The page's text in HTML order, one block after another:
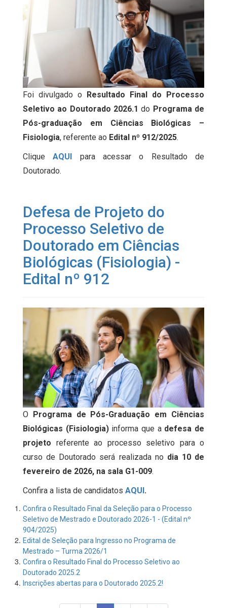
Foi divulgado o Resultado Final do Processo
Seletivo ao Doutorado 2026.1 do Programa de
Pós-graduação em Ciências Biológicas –
Fisiologia, referente ao Edital nº 912/2025.
CliqueAQUI para acessar o Resultado de
Doutorado.
Defesa de Projeto do
Processo Seletivo de
Doutorado em Ciências
Biológicas (Fisiologia) -
Edital nº 912
O
Programa de Pós-Graduação em Ciências
Biológicas (Fisiologia)informa que a defesa de
projeto referente ao processo seletivo para o
curso de Doutorado será realizada no dia 10 de
fevereiro de 2026, na sala G1-009.
Confira a lista de candidatos AQUI .
Confira o Resultado Final da Seleção para o Processo
Seletivo de Mestrado e Doutorado 2026-1 - (Edital nº
904/2025)
Edital de Seleção para Ingresso no Programa de
Mestrado – Turma 2026/1
Confira o Resultado Final do Processo Seletivo ao
Doutorado 2025.2
Inscrições abertas para o Doutorado 2025.2!